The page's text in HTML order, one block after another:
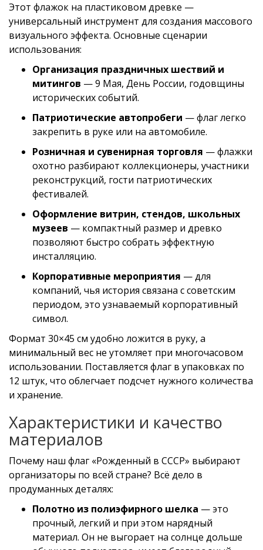
Этот флажок на пластиковом древке —
универсальный инструмент для создания массового
визуального эффекта. Основные сценарии
использования:
Организация праздничных шествий и
митингов — 9 Мая, День России, годовщины
исторических событий.
Патриотические автопробеги — флаг легко
закрепить в руке или на автомобиле.
Розничная и сувенирная торговля — флажки
охотно разбирают коллекционеры, участники
реконструкций, гости патриотических
фестивалей.
Оформление витрин, стендов, школьных
музеев — компактный размер и древко
позволяют быстро собрать эффектную
инсталляцию.
Корпоративные мероприятия — для
компаний, чья история связана с советским
периодом, это узнаваемый корпоративный
символ.
Формат 30×45 см удобно ложится в руку, а
минимальный вес не утомляет при многочасовом
использовании. Поставляется флаг в упаковках по
12 штук, что облегчает подсчет нужного количества
и хранение.
Характеристики и качество
материалов
Почему наш флаг «Рожденный в СССР» выбирают
организаторы по всей стране? Всё дело в
продуманных деталях:
Полотно из полиэфирного шелка — это
прочный, легкий и при этом нарядный
материал. Он не выгорает на солнце дольше